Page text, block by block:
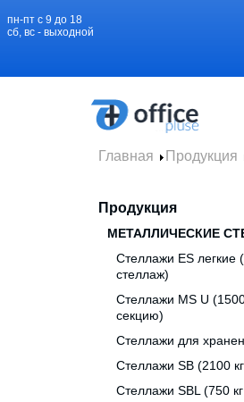
пн-пт с 9 до 18
сб, вс - выходной
Главная Продукция
Продукция
МЕТАЛЛИЧЕСКИЕ
Стеллажи ES легкие
стеллаж)
Стеллажи MS U
секцию)
Стеллажи для
Стеллажи SB (2100
Стеллажи SBL (750